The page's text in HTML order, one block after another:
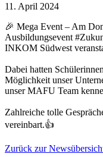
11. April 2024
🎉 Mega Event – Am
Ausbildungsevent
INKOM Südwest
Dabei hatten
Möglichkeit unser
unser MAFU Team
Zahlreiche tolle
vereinbart.👍
Zurück zur